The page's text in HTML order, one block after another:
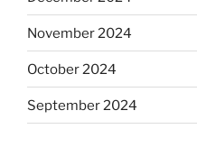
November 2024
October 2024
September 2024